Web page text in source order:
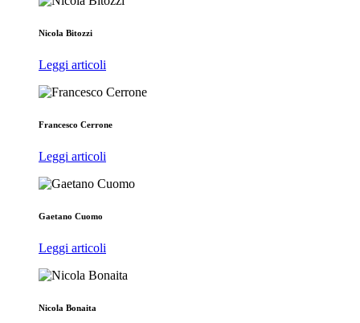
Nicola Bitozzi
Leggi articoli
Francesco Cerrone
Leggi articoli
Gaetano Cuomo
Leggi articoli
Nicola Bonaita